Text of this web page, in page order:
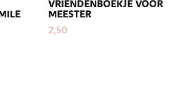
VRIENDENBOEKJE VOOR
MEESTER
2,50